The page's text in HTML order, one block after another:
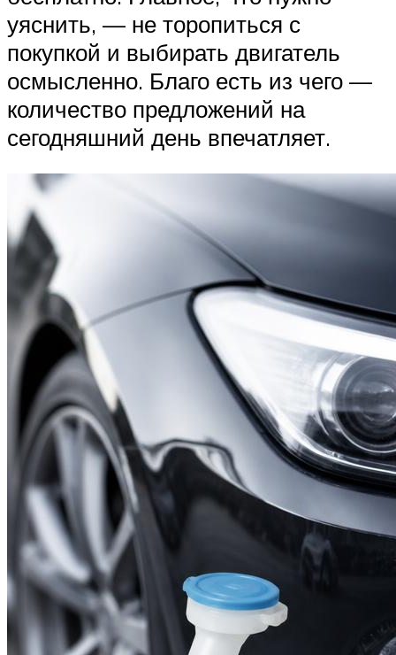
уяснить, — не торопиться с
покупкой и выбирать двигатель
осмысленно. Благо есть из чего —
количество предложений на
сегодняшний день впечатляет.